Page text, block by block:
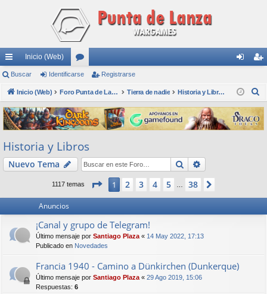
nl
ac
es
rá
pi
do
Inicio (Web)
or
os nti
fic
ar
ist
ra
rs
Buscar Identificarse Registrarse
Inicio (Web) Foro Punta de Lanza Wargames Tierra de nadie Historia y Libros
s
c
Historia y Libros
Nuevo Tema Buscar
1117 temas Página de 38
1 2 3 4 5 38
Anuncios
¡Canal y grupo de Telegram!
Último mensaje por Santiago Plaza « 14 May 2022, 17:13
Publicado en Novedades
Francia 1940 - Camino a Dünkirchen (Dunkerque)
Último mensaje por Santiago Plaza « 29 Ago 2019, 15:06
Respuestas: 6